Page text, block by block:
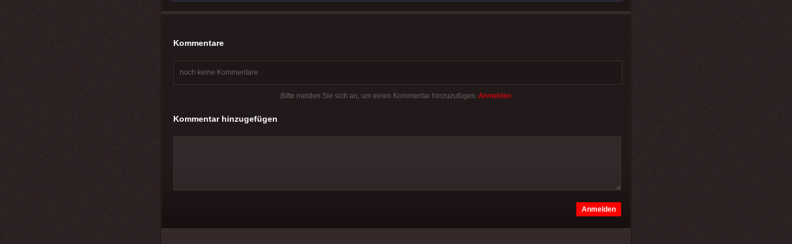
Kommentare
noch keine Kommentare
Bitte melden Sie sich an, um einen Kommentar hinzuzufügen. Anmelden
Kommentar hinzugefügen